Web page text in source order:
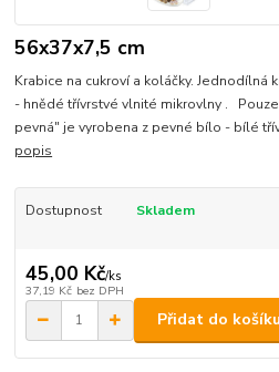
56x37x7,5 cm
Krabice na cukroví a koláčky.
- hnědé třívrstvé vlnité mikrovlny .
pevná" je vyrobena z pevné bílo - bílé
popis
Dostupnost Skladem
45,00 Kč/ks
37,19 Kč bez DPH
Přidat do košíku